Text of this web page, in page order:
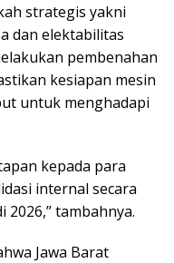
strategis yakni
dan elektabilitas
pembenahan
kesiapan mesin
untuk menghadapi
kepada para
internal secara
tambahnya.
Jawa Barat